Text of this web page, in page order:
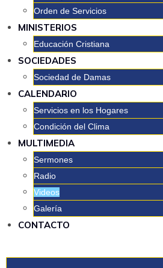
Orden de Servicios
MINISTERIOS
Educación Cristiana
SOCIEDADES
Sociedad de Damas
CALENDARIO
Servicios en los Hogares
Condición del Clima
MULTIMEDIA
Sermones
Radio
Videos
Galería
CONTACTO